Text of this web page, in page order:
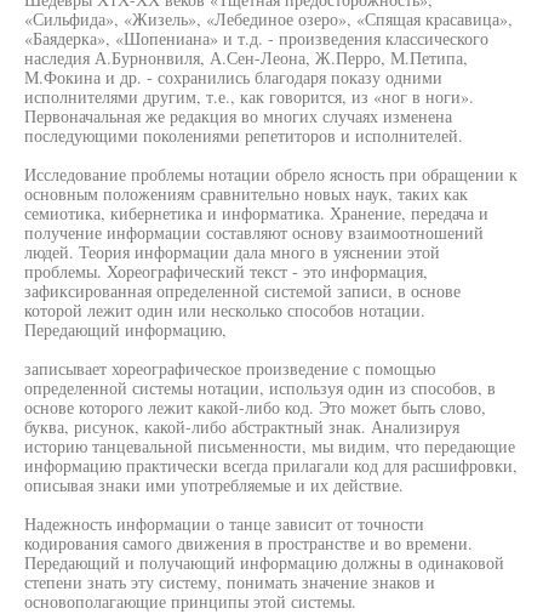
«Сильфида», «Жизель», «Лебединое озеро», «Спящая красавица»,
«Баядерка», «Шопениана» и т.д. - произведения классического
наследия А.Бурнонвиля, А.Сен-Леона, Ж.Перро, М.Петипа,
М.Фокина и др. - сохранились благодаря показу одними
исполнителями другим, т.е., как говорится, из «ног в ноги».
Первоначальная же редакция во многих случаях изменена
последующими поколениями репетиторов и исполнителей.
Исследование проблемы нотации обрело ясность при обращении к
основным положениям сравнительно новых наук, таких как
семиотика, кибернетика и информатика. Хранение, передача и
получение информации составляют основу взаимоотношений
людей. Теория информации дала много в уяснении этой
проблемы. Хореографический текст - это информация,
зафиксированная определенной системой записи, в основе
которой лежит один или несколько способов нотации.
Передающий информацию,
записывает хореографическое произведение с помощью
определенной системы нотации, используя один из способов, в
основе которого лежит какой-либо код. Это может быть слово,
буква, рисунок, какой-либо абстрактный знак. Анализируя
историю танцевальной письменности, мы видим, что передающие
информацию практически всегда прилагали код для расшифровки,
описывая знаки ими употребляемые и их действие.
Надежность информации о танце зависит от точности
кодирования самого движения в пространстве и во времени.
Передающий и получающий информацию должны в одинаковой
степени знать эту систему, понимать значение знаков и
основополагающие принципы этой системы.